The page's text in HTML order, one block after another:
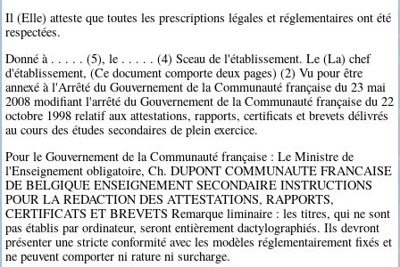
Il (Elle) atteste que toutes les prescriptions légales et réglementaires ont été
respectées.
Donné à . . . . . (5), le . . . . . (4) Sceau de l'établissement. Le (La) chef
d'établissement, (Ce document comporte deux pages) (2) Vu pour être
annexé à l'Arrêté du Gouvernement de la Communauté française du 23 mai
2008 modifiant l'arrêté du Gouvernement de la Communauté française du 22
octobre 1998 relatif aux attestations, rapports, certificats et brevets délivrés
au cours des études secondaires de plein exercice.
Pour le Gouvernement de la Communauté française : Le Ministre de
l'Enseignement obligatoire, Ch. DUPONT COMMUNAUTE FRANCAISE
DE BELGIQUE ENSEIGNEMENT SECONDAIRE INSTRUCTIONS
POUR LA REDACTION DES ATTESTATIONS, RAPPORTS,
CERTIFICATS ET BREVETS Remarque liminaire : les titres, qui ne sont
pas établis par ordinateur, seront entièrement dactylographiés. Ils devront
présenter une stricte conformité avec les modèles réglementairement fixés et
ne peuvent comporter ni rature ni surcharge.